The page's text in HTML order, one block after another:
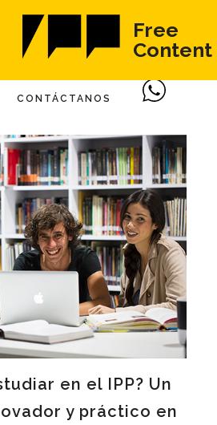
Free
Content
CONTÁCTANOS
en el IPP? Un
y práctico en